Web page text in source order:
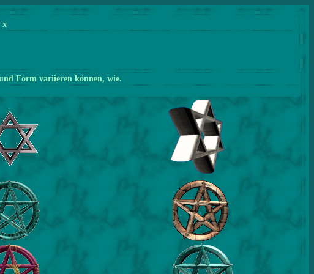
x
Form variieren können, wie.